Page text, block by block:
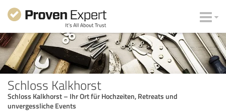
Schloss Kalkhorst
Schloss Kalkhorst – Ihr Ort für Hochzeiten, Retreats und
unvergessliche Events